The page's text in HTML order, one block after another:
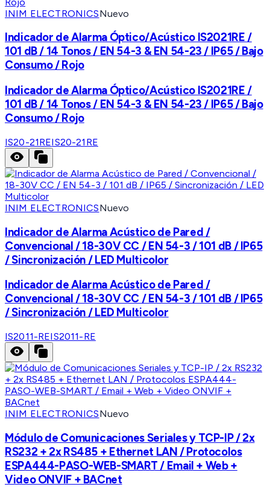
INIM ELECTRONICSNuevo
Indicador de Alarma Óptico/Acústico IS2021RE /
101 dB / 14 Tonos / EN 54-3 & EN 54-23 / IP65 / Bajo
Consumo / Rojo
Indicador de Alarma Óptico/Acústico IS2021RE /
101 dB / 14 Tonos / EN 54-3 & EN 54-23 / IP65 / Bajo
Consumo / Rojo
IS20-21REIS20-21RE
INIM ELECTRONICSNuevo
Indicador de Alarma Acústico de Pared /
Convencional / 18-30V CC / EN 54-3 / 101 dB / IP65
/ Sincronización / LED Multicolor
Indicador de Alarma Acústico de Pared /
Convencional / 18-30V CC / EN 54-3 / 101 dB / IP65
/ Sincronización / LED Multicolor
IS2011-REIS2011-RE
INIM ELECTRONICSNuevo
Módulo de Comunicaciones Seriales y TCP-IP / 2x
RS232 + 2x RS485 + Ethernet LAN / Protocolos
ESPA444-PASO-WEB-SMART / Email + Web +
Video ONVIF + BACnet